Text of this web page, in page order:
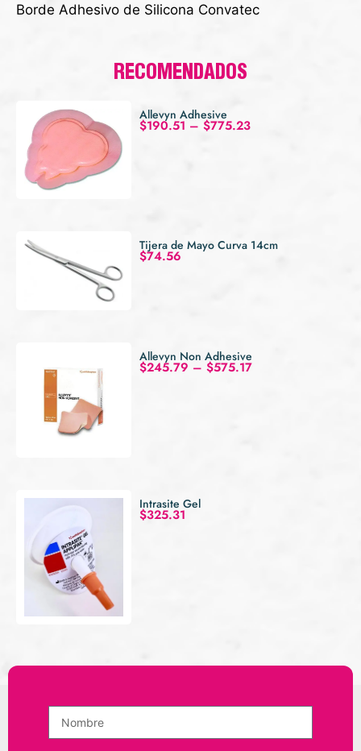
Borde Adhesivo de Silicona Convatec
RECOMENDADOS
Allevyn Adhesive
$190.51 – $775.23
Tijera de Mayo Curva 14cm
$74.56
Allevyn Non Adhesive
$245.79 – $575.17
Intrasite Gel
$325.31